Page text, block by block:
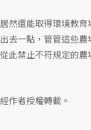
然還能取得環境教
去一點，管管這些
此禁止不符規定的
經作者授權轉載。